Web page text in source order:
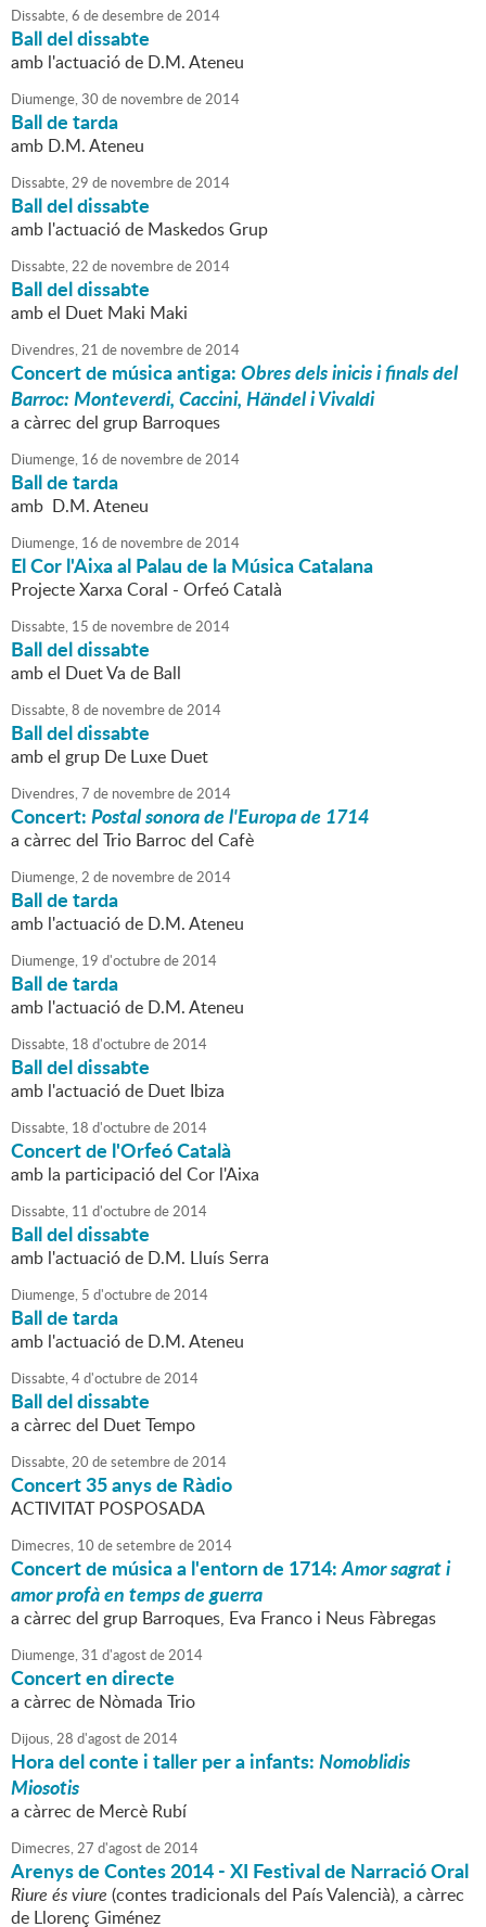
Dissabte,6 dedesembrede2014
Ball del dissabte
amb l'actuació de D.M. Ateneu
Diumenge,30 de novembrede2014
Ball de tarda
amb D.M. Ateneu
Dissabte,29 de novembrede2014
Ball del dissabte
amb l'actuació de Maskedos Grup
Dissabte,22 de novembrede2014
Ball del dissabte
amb el Duet Maki Maki
Divendres,21 de novembrede2014
Concert de música antiga:Obres dels inicis i finals del
Barroc: Monteverdi, Caccini, Händel i Vivaldi
a càrrec del grup Barroques
Diumenge, 16 de novembrede2014
Ball de tarda
amb D.M. Ateneu
Diumenge, 16 de novembrede2014
El Cor l'Aixa al Palau de la Música Catalana
Projecte Xarxa Coral - Orfeó Català
Dissabte, 15 de novembrede2014
Ball del dissabte
amb el Duet Va de Ball
Dissabte,8 de novembrede2014
Ball del dissabte
amb el grup De Luxe Duet
Divendres,7 de novembrede2014
Concert:Postal sonora de l'Europa de 1714
a càrrec del Trio Barroc del Cafè
Diumenge,2 de novembrede2014
Ball de tarda
amb l'actuació de D.M. Ateneu
Diumenge, 19 d'octubrede2014
Ball de tarda
amb l'actuació de D.M. Ateneu
Dissabte, 18 d'octubrede2014
Ball del dissabte
amb l'actuació de Duet Ibiza
Dissabte, 18 d'octubrede2014
Concert de l'Orfeó Català
amb la participació del Cor l'Aixa
Dissabte, 11 d'octubrede2014
Ball del dissabte
amb l'actuació de D.M. Lluís Serra
Diumenge, 5 d'octubrede2014
Ball de tarda
amb l'actuació de D.M. Ateneu
Dissabte,4d'octubrede2014
Ball del dissabte
a càrrec del Duet Tempo
Dissabte,20 desetembrede2014
Concert 35 anys de Ràdio
ACTIVITAT POSPOSADA
Dimecres, 10 desetembrede2014
Concert de música a l'entorn de 1714:Amor sagrat i
amor profà en temps de guerra
a càrrec del grup Barroques, Eva Franco i Neus Fàbregas
Diumenge,31 d'agostde2014
Concert en directe
a càrrec de Nòmada Trio
Dijous,28 d'agostde2014
Hora del conte i taller per a infants:Nomoblidis
Miosotis
a càrrec de Mercè Rubí
Dimecres,27 d'agostde2014
Arenys de Contes 2014 - XI Festival de Narració Oral
Riure és viure (contes tradicionals del País Valencià), a càrrec
de Llorenç Giménez